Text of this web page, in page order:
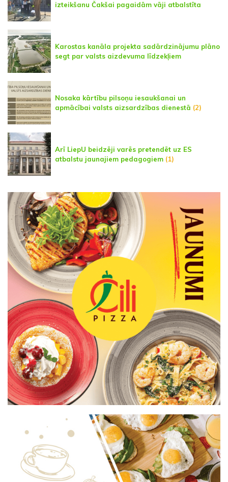
izteikšanu Čakšai pagaidām vāji atbalstīta
Karostas kanāla projekta sadārdzinājumu plāno
segt par valsts aizdevuma līdzekļiem
Nosaka kārtību pilsoņu iesaukšanai un
apmācībai valsts aizsardzības dienestā (2)
Arī LiepU beidzēji varēs pretendēt uz ES
atbalstu jaunajiem pedagogiem (1)